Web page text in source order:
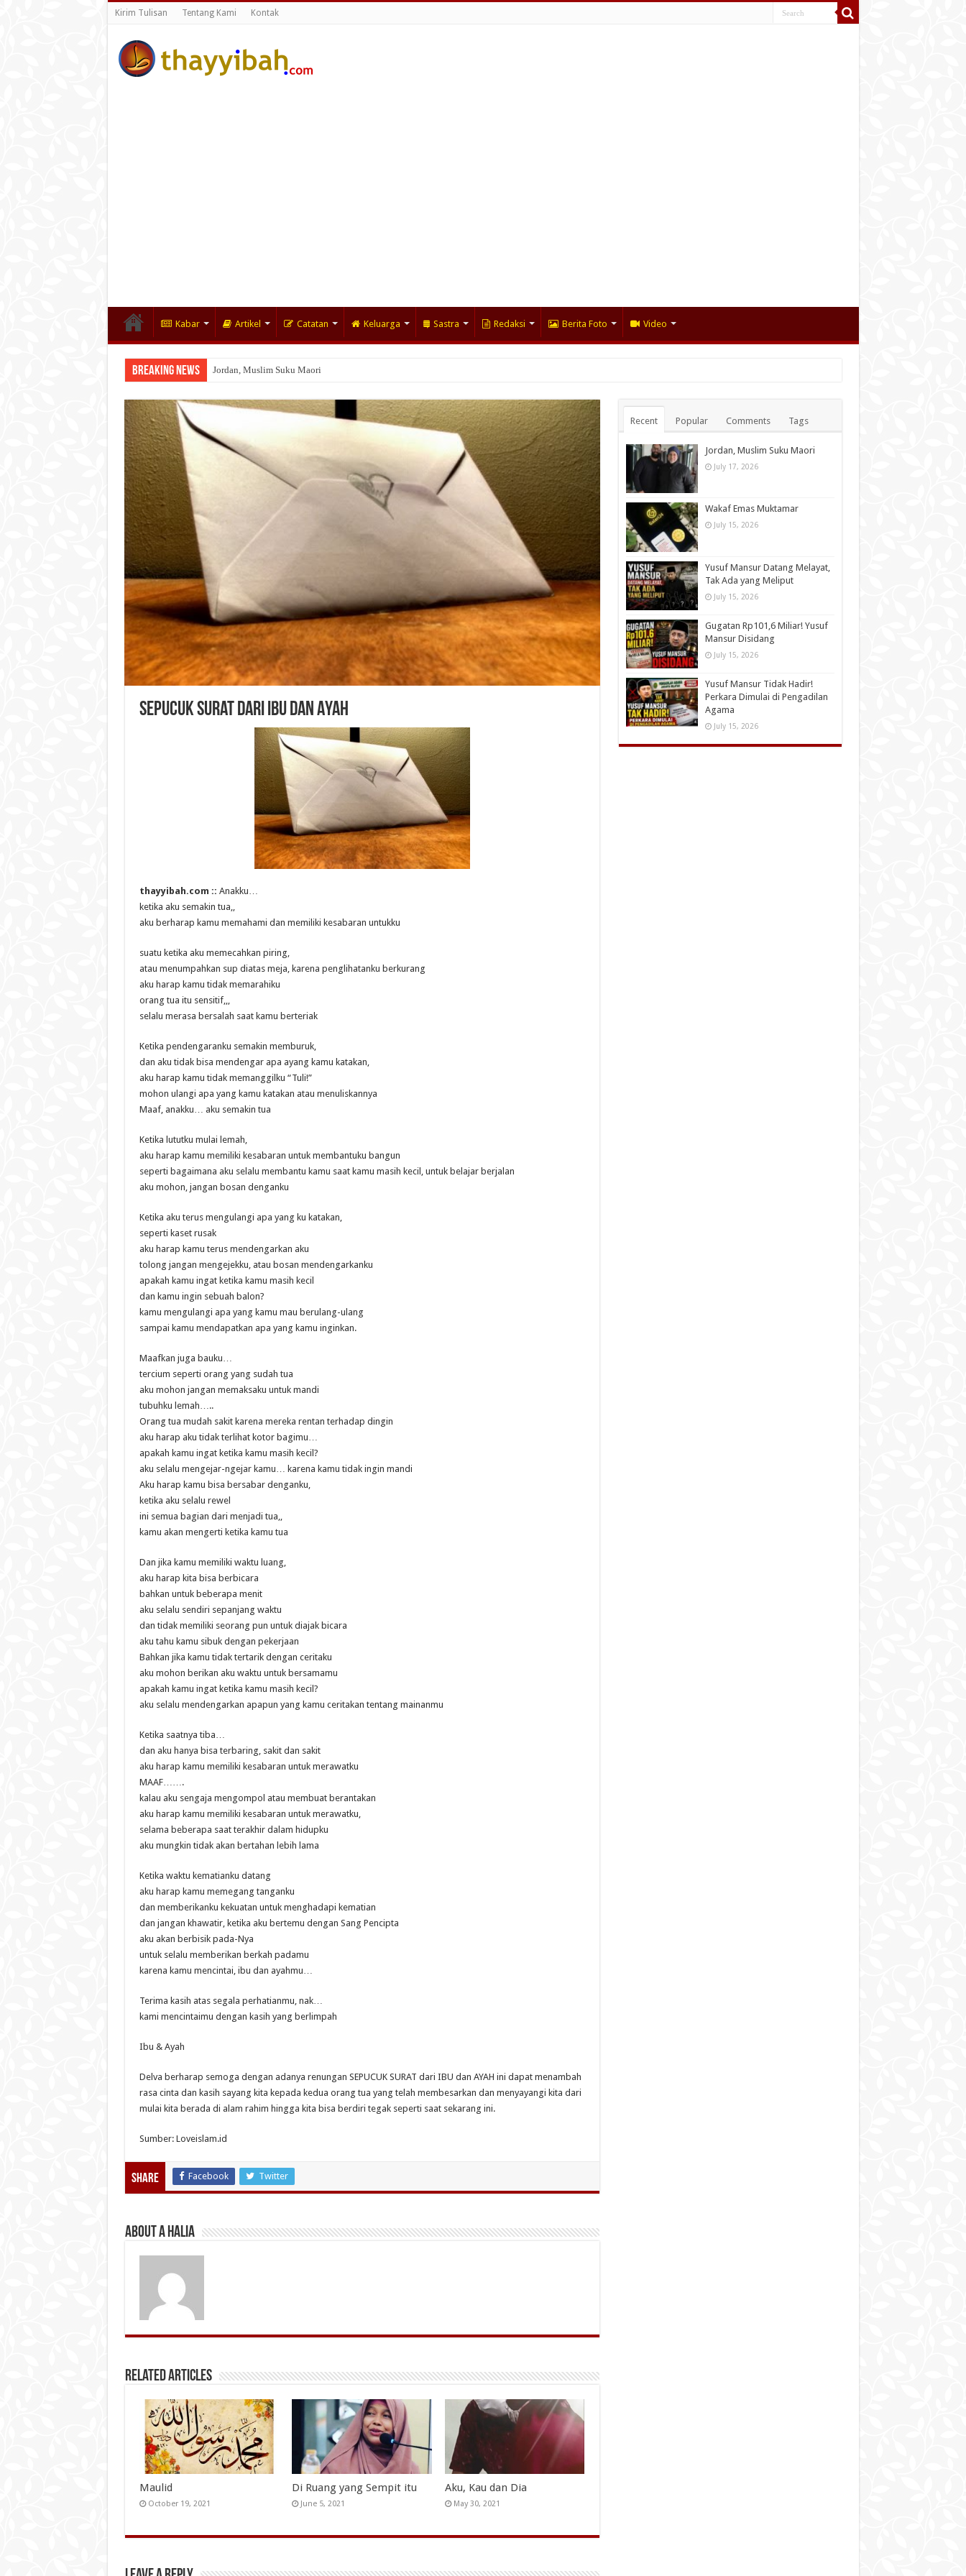
Kirim Tulisan Tentang Kami Kontak
Kabar Artikel Catatan Keluarga Sastra Redaksi Berita Foto Video
Breaking News Jordan, Muslim Suku Maori
Wakaf Emas Muktamar
Sepucuk Surat dari Ibu dan Ayah
thayyibah.com :: Anakku…
ketika aku semakin tua,,
aku berharap kamu memahami dan memiliki kesabaran untukku
suatu ketika aku memecahkan piring,
atau menumpahkan sup diatas meja, karena penglihatanku berkurang
aku harap kamu tidak memarahiku
orang tua itu sensitif,,,
selalu merasa bersalah saat kamu berteriak
Ketika pendengaranku semakin memburuk,
dan aku tidak bisa mendengar apa ayang kamu katakan,
aku harap kamu tidak memanggilku “Tuli!”
mohon ulangi apa yang kamu katakan atau menuliskannya
Maaf, anakku… aku semakin tua
Ketika lututku mulai lemah,
aku harap kamu memiliki kesabaran untuk membantuku bangun
seperti bagaimana aku selalu membantu kamu saat kamu masih kecil, untuk belajar berjalan
aku mohon, jangan bosan denganku
Ketika aku terus mengulangi apa yang ku katakan,
seperti kaset rusak
aku harap kamu terus mendengarkan aku
tolong jangan mengejekku, atau bosan mendengarkanku
apakah kamu ingat ketika kamu masih kecil
dan kamu ingin sebuah balon?
kamu mengulangi apa yang kamu mau berulang-ulang
sampai kamu mendapatkan apa yang kamu inginkan.
Maafkan juga bauku…
tercium seperti orang yang sudah tua
aku mohon jangan memaksaku untuk mandi
tubuhku lemah…..
Orang tua mudah sakit karena mereka rentan terhadap dingin
aku harap aku tidak terlihat kotor bagimu…
apakah kamu ingat ketika kamu masih kecil?
aku selalu mengejar-ngejar kamu… karena kamu tidak ingin mandi
Aku harap kamu bisa bersabar denganku,
ketika aku selalu rewel
ini semua bagian dari menjadi tua,,
kamu akan mengerti ketika kamu tua
Dan jika kamu memiliki waktu luang,
aku harap kita bisa berbicara
bahkan untuk beberapa menit
aku selalu sendiri sepanjang waktu
dan tidak memiliki seorang pun untuk diajak bicara
aku tahu kamu sibuk dengan pekerjaan
Bahkan jika kamu tidak tertarik dengan ceritaku
aku mohon berikan aku waktu untuk bersamamu
apakah kamu ingat ketika kamu masih kecil?
aku selalu mendengarkan apapun yang kamu ceritakan tentang mainanmu
Ketika saatnya tiba…
dan aku hanya bisa terbaring, sakit dan sakit
aku harap kamu memiliki kesabaran untuk merawatku
MAAF…….
kalau aku sengaja mengompol atau membuat berantakan
aku harap kamu memiliki kesabaran untuk merawatku,
selama beberapa saat terakhir dalam hidupku
aku mungkin tidak akan bertahan lebih lama
Ketika waktu kematianku datang
aku harap kamu memegang tanganku
dan memberikanku kekuatan untuk menghadapi kematian
dan jangan khawatir, ketika aku bertemu dengan Sang Pencipta
aku akan berbisik pada-Nya
untuk selalu memberikan berkah padamu
karena kamu mencintai, ibu dan ayahmu…
Terima kasih atas segala perhatianmu, nak…
kami mencintaimu dengan kasih yang berlimpah
Ibu & Ayah
Delva berharap semoga dengan adanya renungan SEPUCUK SURAT dari IBU dan AYAH ini dapat menambah
rasa cinta dan kasih sayang kita kepada kedua orang tua yang telah membesarkan dan menyayangi kita dari
mulai kita berada di alam rahim hingga kita bisa berdiri tegak seperti saat sekarang ini.
Sumber: Loveislam.id
Share Facebook Twitter
About A Halia
Related Articles
Maulid
October 19, 2021
Di Ruang yang Sempit itu
June 5, 2021
Aku, Kau dan Dia
May 30, 2021
Recent Popular Comments Tags
Jordan, Muslim Suku Maori
July 17, 2026
Wakaf Emas Muktamar
July 15, 2026
Yusuf Mansur Datang Melayat,
Tak Ada yang Meliput
July 15, 2026
Gugatan Rp101,6 Miliar! Yusuf
Mansur Disidang
July 15, 2026
Yusuf Mansur Tidak Hadir!
Perkara Dimulai di Pengadilan
Agama
July 15, 2026